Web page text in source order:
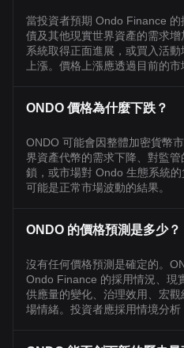
當投資者預期 Ondo Finance
債及其他現實世界資產的需求
系統取得正面進展，或買入活
上漲。價格上漲應透過目前的
ONDO 價格為什麼下跌？
ONDO 可能會因整體加密貨幣
界資產代幣的需求下降、對監
鎖，或市場對 Ondo 生態系統
可能是正常市場波動的結果。
ONDO 的價格預測是多少？
沒有任何價格預測是確定的。
Ondo Finance 的採用情況、現
供應量的變化、治理效用、宏
場情緒。投資者應採用情境分析